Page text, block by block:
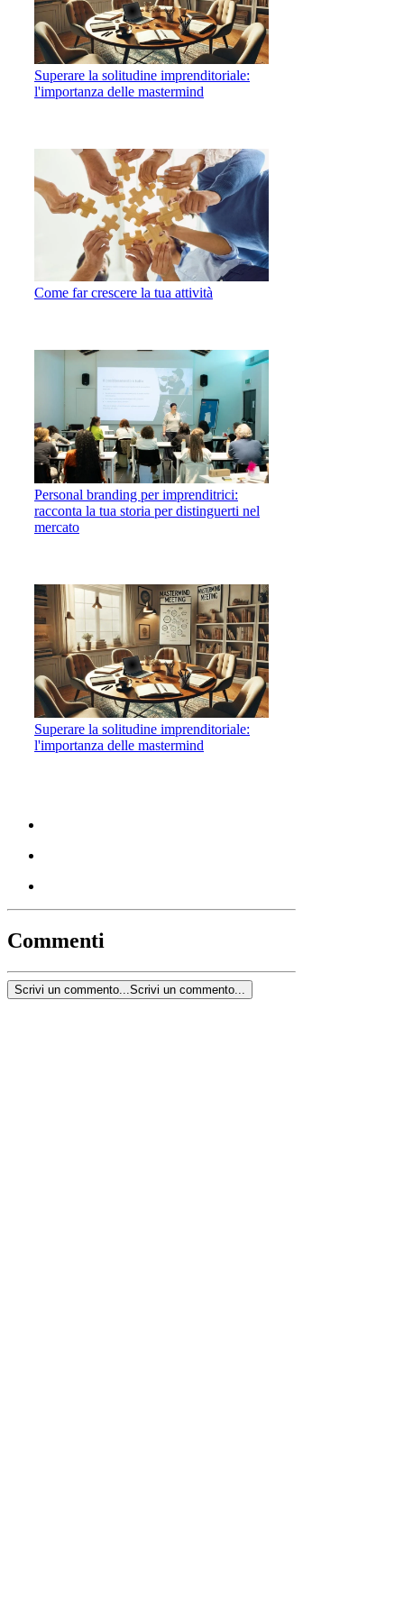
Superare la solitudine imprenditoriale:
l'importanza delle mastermind
Come far crescere la tua attività
Personal branding per imprenditrici:
racconta la tua storia per distinguerti nel
mercato
Superare la solitudine imprenditoriale:
l'importanza delle mastermind
Commenti
Scrivi un commento... Scrivi un commento...